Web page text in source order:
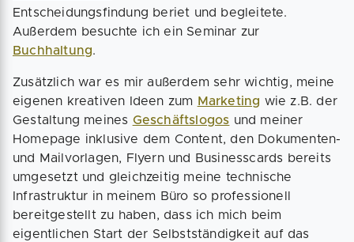
Entscheidungsfindung beriet und begleitete.
Außerdem besuchte ich ein Seminar zur
Buchhaltung.
Zusätzlich war es mir außerdem sehr wichtig, meine
eigenen kreativen Ideen zum
Marketing wie z.B. der
Gestaltung meines Geschäftslogos und meiner
Homepage inklusive dem Content, den Dokumenten-
und Mailvorlagen, Flyern und Businesscards bereits
umgesetzt und gleichzeitig meine technische
Infrastruktur in meinem Büro so professionell
bereitgestellt zu haben, dass ich mich beim
eigentlichen Start der Selbstständigkeit auf das